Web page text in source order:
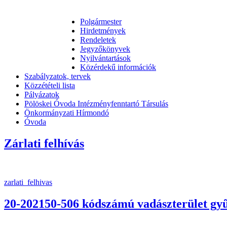
Polgármester
Hirdetmények
Rendeletek
Jegyzőkönyvek
Nyilvántartások
Közérdekű információk
Szabályzatok, tervek
Közzétételi lista
Pályázatok
Pölöskei Óvoda Intézményfenntartó Társulás
Önkormányzati Hírmondó
Óvoda
Zárlati felhívás
zarlati_felhivas
20-202150-506 kódszámú vadászterület